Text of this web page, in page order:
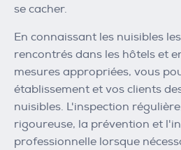
se cacher.
En connaissant les nuisibles
rencontrés dans les hôtels et
mesures appropriées, vous
établissement et vos clients
nuisibles. L'inspection
rigoureuse, la prévention et
professionnelle lorsque